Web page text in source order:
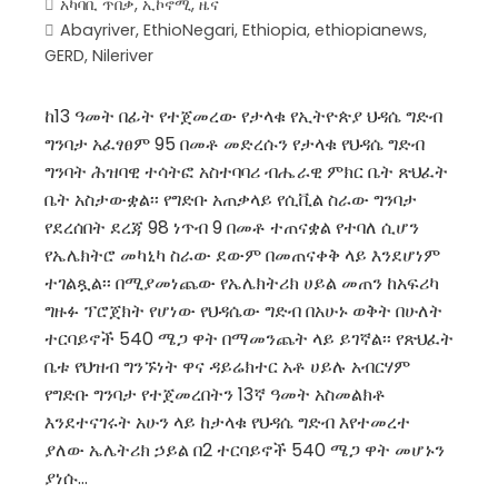
አካባቢ ጥበቃ, ኢኮኖሚ, ዜና
Abayriver, EthioNegari, Ethiopia, ethiopianews,
GERD, Nileriver
ከ13 ዓመት በፊት የተጀመረው የታላቁ የኢትዮጵያ ህዳሴ ግድብ
ግንባታ አፈፃፀም 95 በመቶ መድረሱን የታላቁ የህዳሴ ግድብ
ግንባት ሕዝባዊ ተሳትፎ አስተባባሪ ብሔራዊ ምክር ቤት ጽህፈት
ቤት አስታውቋል፡፡ የግድቡ አጠቃላይ የሲቪል ስራው ግንባታ
የደረሰበት ደረጃ 98 ነጥብ 9 በመቶ ተጠናቋል የተባለ ሲሆን
የኤሌክትሮ መካኒካ ስራው ደውም በመጠናቀቅ ላይ እንደሆነም
ተገልጿል፡፡ በሚያመነጨው የኤሌክትሪክ ሀይል መጠን ከአፍሪካ
ግዙፉ ፕሮጀክት የሆነው የህዳሴው ግድብ በአሁኑ ወቅት በሁለት
ተርባይኖች 540 ሜጋ ዋት በማመንጨት ላይ ይገኛል፡፡ የጽህፈት
ቤቱ የህዝብ ግንኙነት ዋና ዳይሬክተር አቶ ሀይሉ አብርሃም
የግድቡ ግንባታ የተጀመረበትን 13ኛ ዓመት አስመልክቶ
እንደተናገሩት አሁን ላይ ከታላቁ የህዳሴ ግድብ እየተመረተ
ያለው ኤሌትሪክ ኃይል በ2 ተርባይኖች 540 ሜጋ ዋት መሆኑን
ያነሱ…